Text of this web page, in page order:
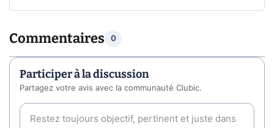
Commentaires 0
Participer à la discussion
Partagez votre avis avec la communauté Clubic.